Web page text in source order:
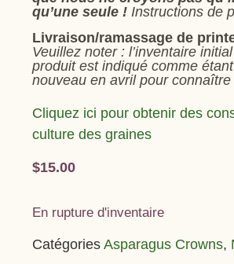
qu’une seule !Instructions de
Livraison/ramassage de
Veuillez noter : l’inventaire
produit est indiqué comme
nouveau en avril pour connaître
Cliquez ici pour obtenir des
culture des graines
$15.00
En rupture d'inventaire
Catégories Asparagus Crowns,